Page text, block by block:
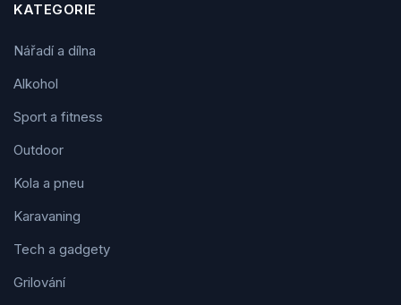
KATEGORIE
Nářadí a dílna
Alkohol
Sport a fitness
Outdoor
Kola a pneu
Karavaning
Tech a gadgety
Grilování